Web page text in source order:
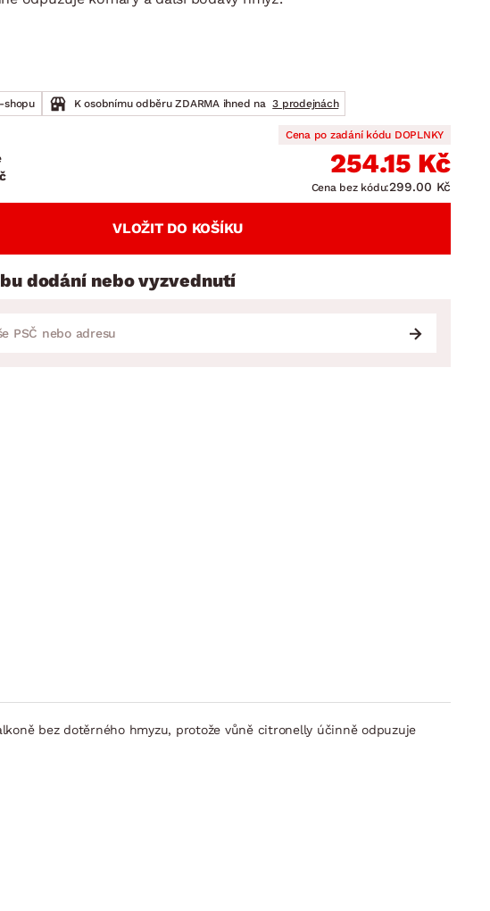
ZAHRADNÍ DOPLŇKY VÁNOCE
shopu K osobnímu odběru ZDARMA ihned na 3 prodejnách
Cena po zadání kódu DOPLNKY
254.15 Kč
Cena bez kódu:299.00 Kč
VLOŽIT DO KOŠÍKU
dodání nebo vyzvednutí
bez dotěrného hmyzu, protože vůně citronelly účinně odpuzuje